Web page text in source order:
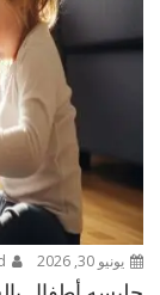
يونيو 30, 2026